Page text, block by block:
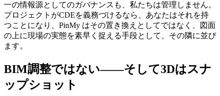
一の情報源としてのガバナンスも、私たちは管理しません。
プロジェクトがCDEを義務づけるなら、あなたはそれを持
つことになり、PinMy はその置き換えとしてではなく、図面
の上に現場の実態を素早く捉える手段として、その隣に並び
ます。
BIM調整ではない——そして3Dはスナ
ップショット